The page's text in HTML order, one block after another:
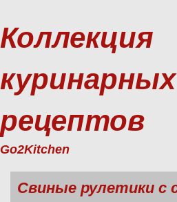
Коллекция
куринарных
рецептов
Go2Kitchen
Свиные рулетики с